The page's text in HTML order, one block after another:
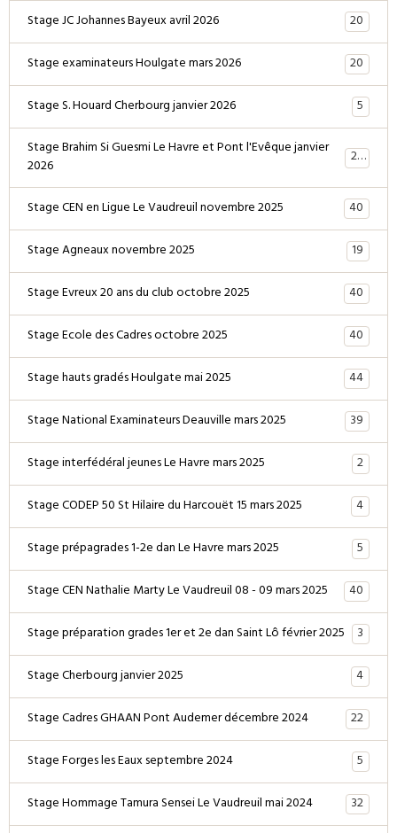
Stage JC Johannes Bayeux avril 2026
20
Stage examinateurs Houlgate mars 2026
20
Stage S. Houard Cherbourg janvier 2026
5
Stage Brahim Si Guesmi Le Havre et Pont l'Evêque janvier
2026 28
Stage CEN en Ligue Le Vaudreuil novembre 2025
40
Stage Agneaux novembre 2025
19
Stage Evreux 20 ans du club octobre 2025
40
Stage Ecole des Cadres octobre 2025
40
Stage hauts gradés Houlgate mai 2025
44
Stage National Examinateurs Deauville mars 2025
39
Stage interfédéral jeunes Le Havre mars 2025
2
Stage CODEP 50 St Hilaire du Harcouët 15 mars 2025
4
Stage prépagrades 1-2e dan Le Havre mars 2025
5
Stage CEN Nathalie Marty Le Vaudreuil 08 - 09 mars 2025
40
Stage préparation grades 1er et 2e dan Saint Lô février 2025 3
Stage Cherbourg janvier 2025
4
Stage Cadres GHAAN Pont Audemer décembre 2024
22
Stage Forges les Eaux septembre 2024
5
Stage Hommage Tamura Sensei Le Vaudreuil mai 2024
32